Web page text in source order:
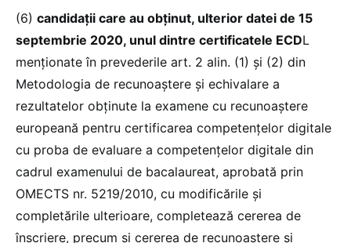
(6) candidații care au obținut, ulterior datei de 15
septembrie 2020, unul dintre certificatele ECDL
menționate în prevederile art. 2 alin. (1) și (2) din
Metodologia de recunoaștere și echivalare a
rezultatelor obținute la examene cu recunoaștere
europeană pentru certificarea competențelor digitale
cu proba de evaluare a competențelor digitale din
cadrul examenului de bacalaureat, aprobată prin
OMECTS nr. 5219/2010, cu modificările și
completările ulterioare, completează cererea de
înscriere, precum și cererea de recunoaștere și